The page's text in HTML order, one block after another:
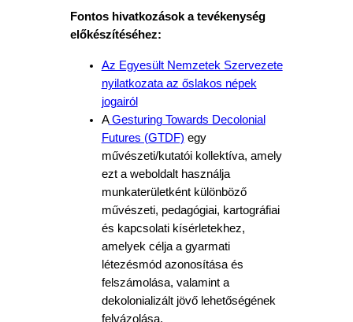
Fontos hivatkozások a tevékenység
előkészítéséhez:
Az Egyesült Nemzetek Szervezete
nyilatkozata az őslakos népek
jogairól
AGesturing Towards Decolonial
Futures (GTDF) egy
művészeti/kutatói kollektíva, amely
ezt a weboldalt használja
munkaterületként különböző
művészeti, pedagógiai, kartográfiai
és kapcsolati kísérletekhez,
amelyek célja a gyarmati
létezésmód azonosítása és
felszámolása, valamint a
dekolonializált jövő lehetőségének
felvázolása.